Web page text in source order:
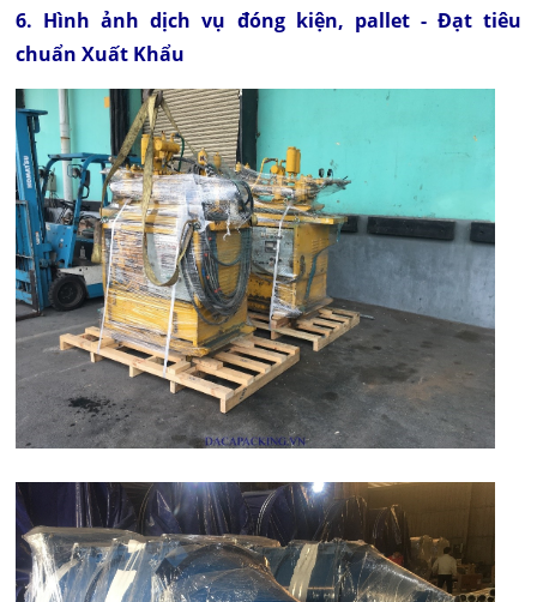
6. Hình ảnh dịch vụ đóng kiện, pallet - Đạt tiêu
chuẩn Xuất Khẩu